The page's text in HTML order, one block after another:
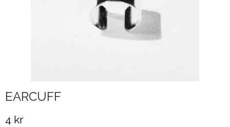
EARCUFF
4 kr